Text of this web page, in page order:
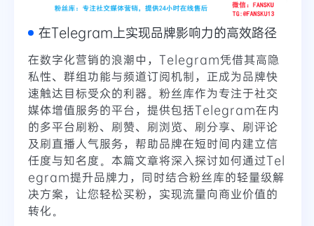
在Telegram上实现品牌影响力的高效路径
在数字化营销的浪潮中，Telegram凭借其高隐
私性、群组功能与频道订阅机制，正成为品牌快
速触达目标受众的利器。粉丝库作为专注于社交
媒体增值服务的平台，提供包括Telegram在内
的多平台刷粉、刷赞、刷浏览、刷分享、刷评论
及刷直播人气服务，帮助品牌在短时间内建立信
任度与知名度。本篇文章将深入探讨如何通过Tel
egram提升品牌力，同时结合粉丝库的轻量级解
决方案，让您轻松买粉，实现流量向商业价值的
转化。